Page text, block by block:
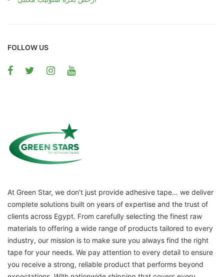
FOLLOW US
At Green Star, we don’t just provide adhesive tape… we deliver
complete solutions built on years of expertise and the trust of
clients across Egypt. From carefully selecting the finest raw
materials to offering a wide range of products tailored to every
industry, our mission is to make sure you always find the right
tape for your needs. We pay attention to every detail to ensure
you receive a strong, reliable product that performs beyond
expectations. With nationwide shipping that covers every